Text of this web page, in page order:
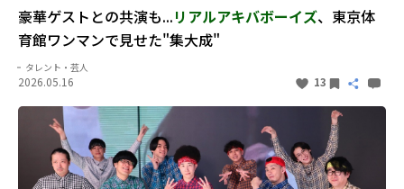
豪華ゲストとの共演も...リアルアキバボーイズ、東京体
育館ワンマンで見せた"集大成"
タレント・芸人
2026.05.16 13